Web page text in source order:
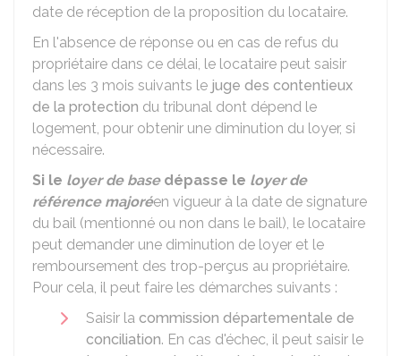
date de réception de la proposition du locataire.
En l'absence de réponse ou en cas de refus du
propriétaire dans ce délai, le locataire peut saisir
dans les 3 mois suivants le juge des contentieux
de la protection du tribunal dont dépend le
logement, pour obtenir une diminution du loyer, si
nécessaire.
Si le loyer de basedépasse le loyer de
référence majoréen vigueur à la date de signature
du bail (mentionné ou non dans le bail), le locataire
peut demander une diminution de loyer et le
remboursement des trop-perçus au propriétaire.
Pour cela, il peut faire les démarches suivants :
Saisir la commission départementale de
conciliation. En cas d'échec, il peut saisir le